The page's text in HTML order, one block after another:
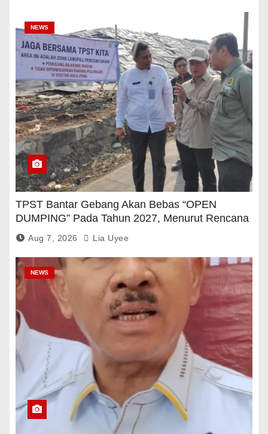
NEWS
TPST Bantar Gebang Akan Bebas “OPEN
DUMPING” Pada Tahun 2027, Menurut Rencana
Pemerintah
Aug 7, 2026 Lia Uyee
NEWS